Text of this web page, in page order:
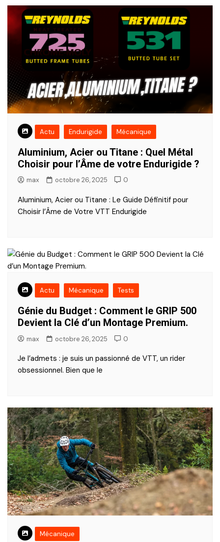
Actu Endurigide Mécanique
Aluminium, Acier ou Titane : Quel Métal
Choisir pour l’Âme de votre Endurigide ?
max octobre 26, 2025 0
Aluminium, Acier ou Titane : Le Guide Définitif pour
Choisir l’Âme de Votre VTT Endurigide
Actu Mécanique Tests
Génie du Budget : Comment le GRIP 500
Devient la Clé d’un Montage Premium.
max octobre 26, 2025 0
Je l’admets : je suis un passionné de VTT, un rider
obsessionnel. Bien que le
Mécanique